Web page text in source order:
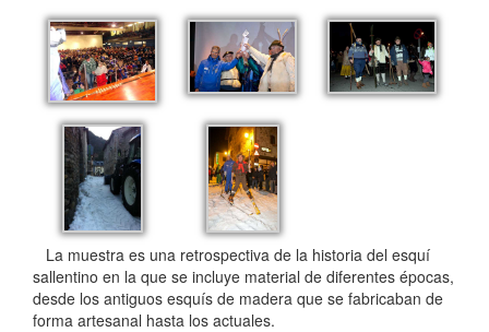
La muestra es una retrospectiva de la historia del esquí
sallentino en la que se incluye material de diferentes épocas,
desde los antiguos esquís de madera que se fabricaban de
forma artesanal hasta los actuales.